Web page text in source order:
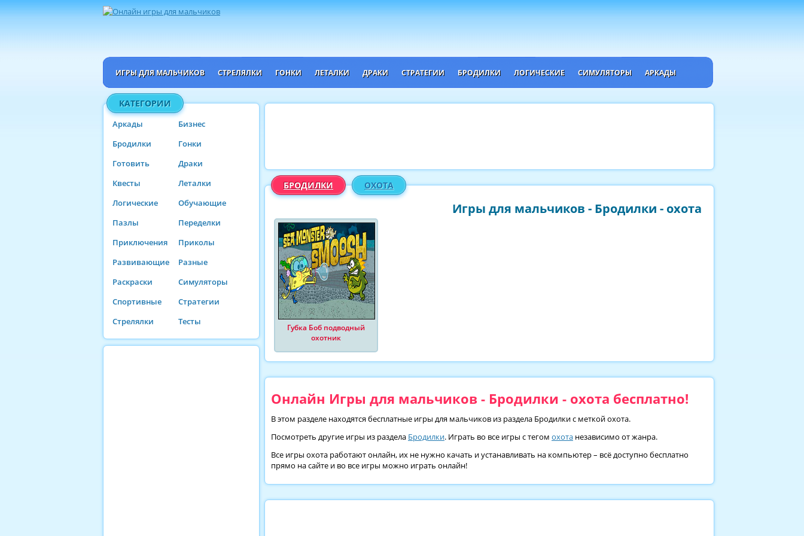
ИГРЫ ДЛЯ МАЛЬЧИКОВ СТРЕЛЯЛКИ ГОНКИ ЛЕТАЛКИ ДРАКИ СТРАТЕГИИ БРОДИЛКИ ЛОГИЧЕСКИЕ СИМУЛЯТОРЫ АРКАДЫ
КАТЕГОРИИ
Аркады
Бизнес
Бродилки
Гонки
Готовить
Драки
Квесты
Леталки
Логические
Обучающие
Пазлы
Переделки
Приключения
Приколы
Развивающие
Разные
Раскраски
Симуляторы
Спортивные
Стратегии
Стрелялки
Тесты
Игры для мальчиков - Бродилки - охота
БРОДИЛКИ ОХОТА
Губка Боб подводный
охотник
Онлайн Игры для мальчиков - Бродилки - охота бесплатно!
В этом разделе находятся бесплатные игры для мальчиков из раздела Бродилки с меткой охота.
Посмотреть другие игры из раздела Бродилки. Играть во все игры с тегом охота независимо от жанра.
Все игры охота работают онлайн, их не нужно качать и устанавливать на компьютер – всё доступно бесплатно
прямо на сайте и во все игры можно играть онлайн!